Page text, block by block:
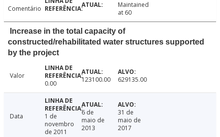
Comentário
Maintained
at 60
Increase in the total capacity of
constructed/rehabilitated water structures supported
by the project
Valor
0.00
123100.00 629135.00
Data
1 de
novembro
de 2011
6 de
maio de
2013
31 de
maio de
2017